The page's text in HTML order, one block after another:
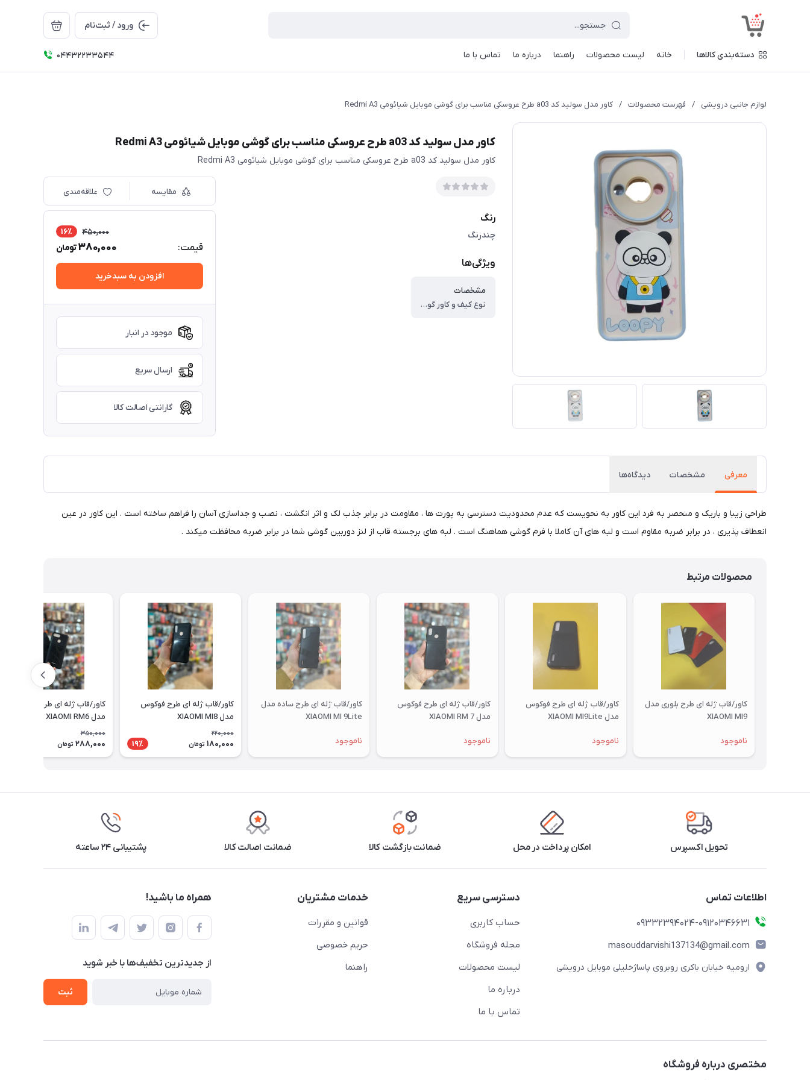
ورود / ثبت‌نام
دسته‌بندی کالاها خانه لیست محصولات راهنما درباره ما تماس با ما 04432233544
لوازم جانبی درویشی / فهرست محصولات / کاور مدل سولید کد a03 طرح عروسکی مناسب برای گوشی موبایل شیائومی Redmi A3
کاور مدل سولید کد a03 طرح عروسکی مناسب برای گوشی موبایل شیائومی Redmi A3
کاور مدل سولید کد a03 طرح عروسکی مناسب برای گوشی موبایل شیائومی Redmi A3
رنگ
چندرنگ
ویژگی‌ها
مشخصات
نوع کیف و کاور گوشی ، کاور ، وزن ، ۶۰ گرم ، سازگار با گوشی موبایل ، Xiaomi Redmi A۳ ، Xiaomi Redmi A۳X ، ساختار ، مات ، سطح پوشش ، حفاظت از دکمه‌ها ، لبه راست ، لبه چپ ، لبه پایینی ، لبه بالایی ، قاب پشتی
مقایسه علاقه‌مندی
قیمت:
450,000 16٪
380,000تومان
افزودن به سبدخرید
موجود در انبار
ارسال سریع
گارانتی اصالت کالا
معرفی مشخصات دیدگاه‌ها
طراحی زیبا و باریک و منحصر به فرد این کاور به نحویست که عدم محدودیت دسترسی به پورت ها ، مقاومت در برابر جذب لک و اثر انگشت ، نصب و جداسازی آسان را فراهم ساخته است . این کاور در عین
انعطاف پذیری ، در برابر ضربه مقاوم است و لبه های آن کاملا با فرم گوشی هماهنگ است . لبه های برجسته قاب از لنز دوربین گوشی شما در برابر ضربه محافظت میکند .
محصولات مرتبط
کاور/قاب ژله ای طرح بلوری مدل
XIAOMI MI9
ناموجود
کاور/قاب ژله ای طرح فوکوس
مدل XIAOMI MI9Lite
ناموجود
کاور/قاب ژله ای طرح فوکوس
مدل XIAOMI RM 7
ناموجود
کاور/قاب ژله ای طرح ساده مدل
XIAOMI MI 9Lite
ناموجود
کاور/قاب ژله ای طرح فوکوس
مدل XIAOMI MI8
220,000
180,000 تومان 19٪
کاور/قاب ژله ای طرح فوکوس
مدل XIAOMI RM6
350,000
288,000 تومان
تحویل اکسپرس امکان پرداخت در محل ضمانت بازگشت کالا ضمانت اصالت کالا پشتیبانی ۲۴ ساعته
اطلاعات تماس
09332394024-09120346631
masouddarvishi137134@gmail.com
ارومیه خیابان باکری روبروی پاساژخلیلی موبایل درویشی
دسترسی سریع
حساب کاربری
مجله فروشگاه
لیست محصولات
درباره ما
تماس با ما
خدمات مشتریان
قوانین و مقررات
حریم خصوصی
راهنما
همراه ما باشید!
از جدید‌ترین تخفیف‌ها با‌ خبر شوید
ثبت
مختصری درباره فروشگاه